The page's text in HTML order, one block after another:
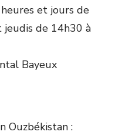
et jours de
jeudis de 14h30 à
Bayeux
Ouzbékistan :